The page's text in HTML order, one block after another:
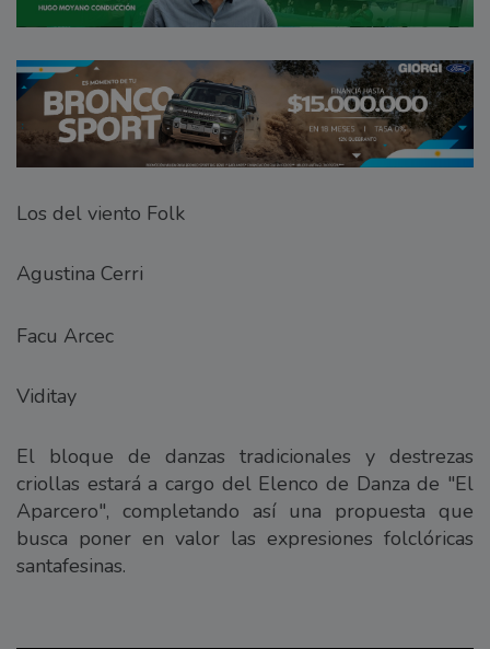
Los del viento Folk
Agustina Cerri
Facu Arcec
Viditay
El bloque de danzas tradicionales y destrezas
criollas estará a cargo del Elenco de Danza de "El
Aparcero", completando así una propuesta que
busca poner en valor las expresiones folclóricas
santafesinas.